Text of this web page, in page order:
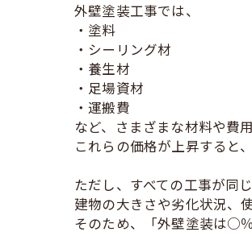
外壁塗装工事では、
・塗料
・シーリング材
・養生材
・足場資材
・運搬費
など、さまざまな材料や費
これらの価格が上昇すると
ただし、すべての工事が同
建物の大きさや劣化状況、
そのため、「外壁塗装は○